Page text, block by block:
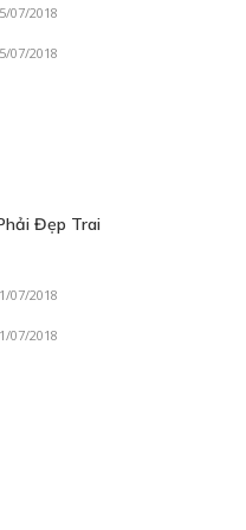
07/2018
07/2018
Đẹp Trai
07/2018
07/2018